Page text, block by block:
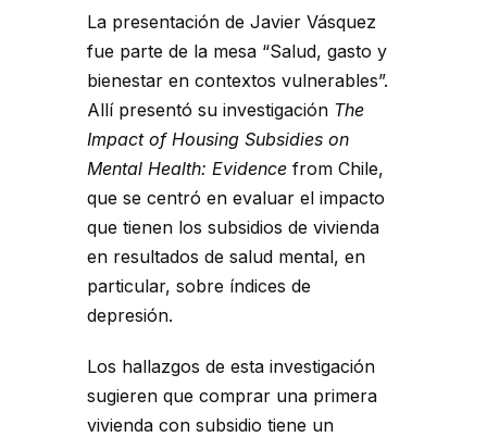
La presentación de Javier Vásquez
fue parte de la mesa “Salud, gasto y
bienestar en contextos vulnerables”.
Allí presentó su investigación The
Impact of Housing Subsidies on
Mental Health: Evidence from Chile,
que se centró en evaluar el impacto
que tienen los subsidios de vivienda
en resultados de salud mental, en
particular, sobre índices de
depresión.
Los hallazgos de esta investigación
sugieren que comprar una primera
vivienda con subsidio tiene un